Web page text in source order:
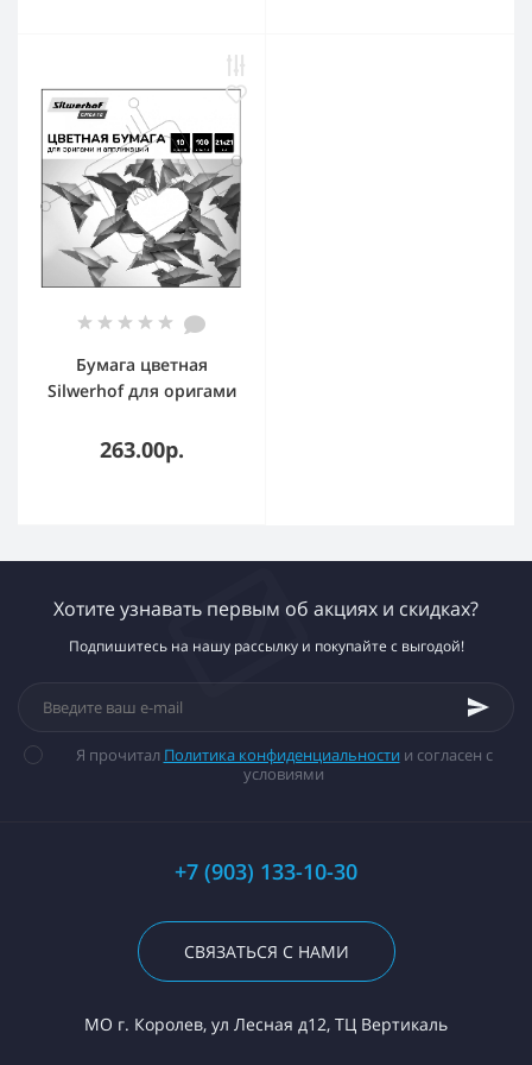
Бумага цветная
Silwerhof для оригами
тонированная 100л.
10цв. Create 80г/м2
263.00р.
Хотите узнавать первым об акциях и скидках?
Подпишитесь на нашу рассылку и покупайте с выгодой!
Я прочитал Политика конфиденциальности и согласен с
условиями
+7 (903) 133-10-30
СВЯЗАТЬСЯ С НАМИ
МО г. Королев, ул Лесная д12, ТЦ Вертикаль